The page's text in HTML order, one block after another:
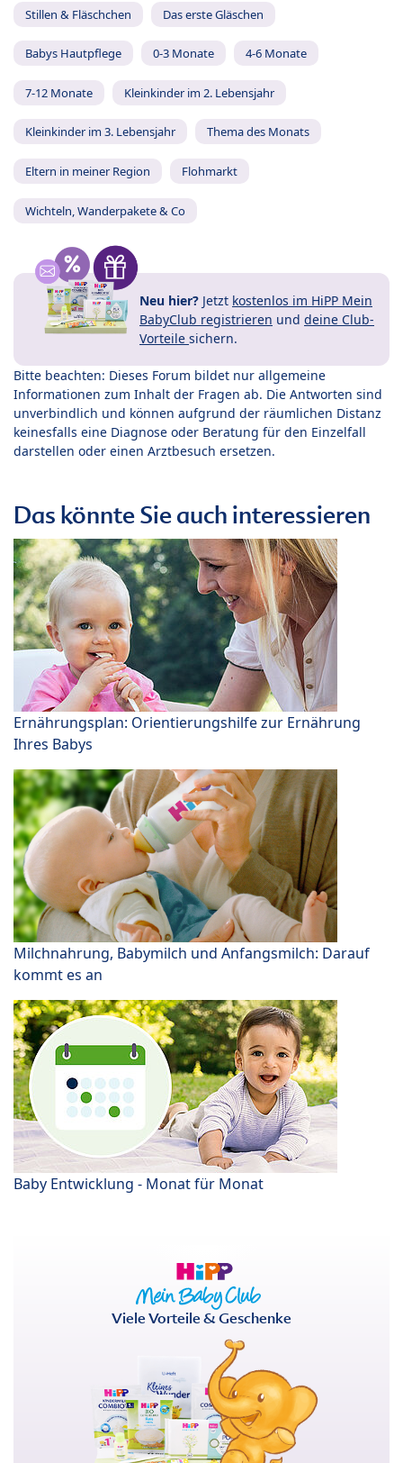
Stillen & Fläschchen Das erste Gläschen
Babys Hautpflege 0-3 Monate 4-6 Monate
7-12 Monate Kleinkinder im 2. Lebensjahr
Kleinkinder im 3. Lebensjahr Thema des Monats
Eltern in meiner Region Flohmarkt
Wichteln, Wanderpakete & Co
Neu hier? Jetzt kostenlos im HiPP Mein
BabyClub registrieren und deine Club-
Vorteile sichern.
Bitte beachten: Dieses Forum bildet nur allgemeine
Informationen zum Inhalt der Fragen ab. Die Antworten sind
unverbindlich und können aufgrund der räumlichen Distanz
keinesfalls eine Diagnose oder Beratung für den Einzelfall
darstellen oder einen Arztbesuch ersetzen.
Das könnte Sie auch interessieren
Ernährungsplan: Orientierungshilfe zur Ernährung
Ihres Babys
Milchnahrung, Babymilch und Anfangsmilch: Darauf
kommt es an
Baby Entwicklung - Monat für Monat
Viele Vorteile & Geschenke